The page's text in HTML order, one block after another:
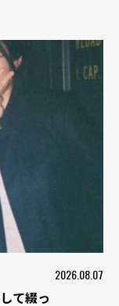
2026.08.07
て綴っ